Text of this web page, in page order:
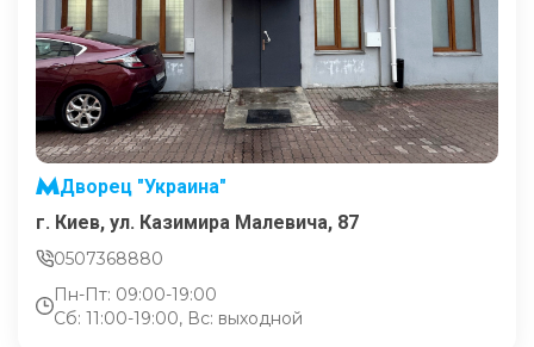
Дворец "Украина"
г. Киев, ул. Казимира Малевича, 87
0507368880
Пн-Пт: 09:00-19:00
Сб: 11:00-19:00, Вс: выходной